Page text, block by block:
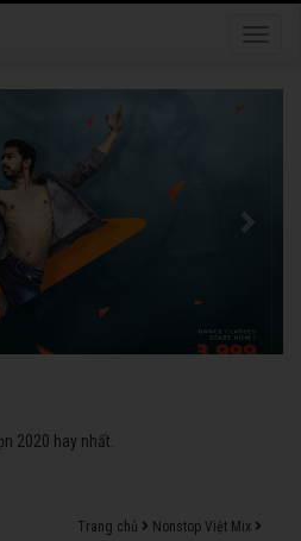
2020 hay nhất.
Trang chủ Nonstop Việt Mix